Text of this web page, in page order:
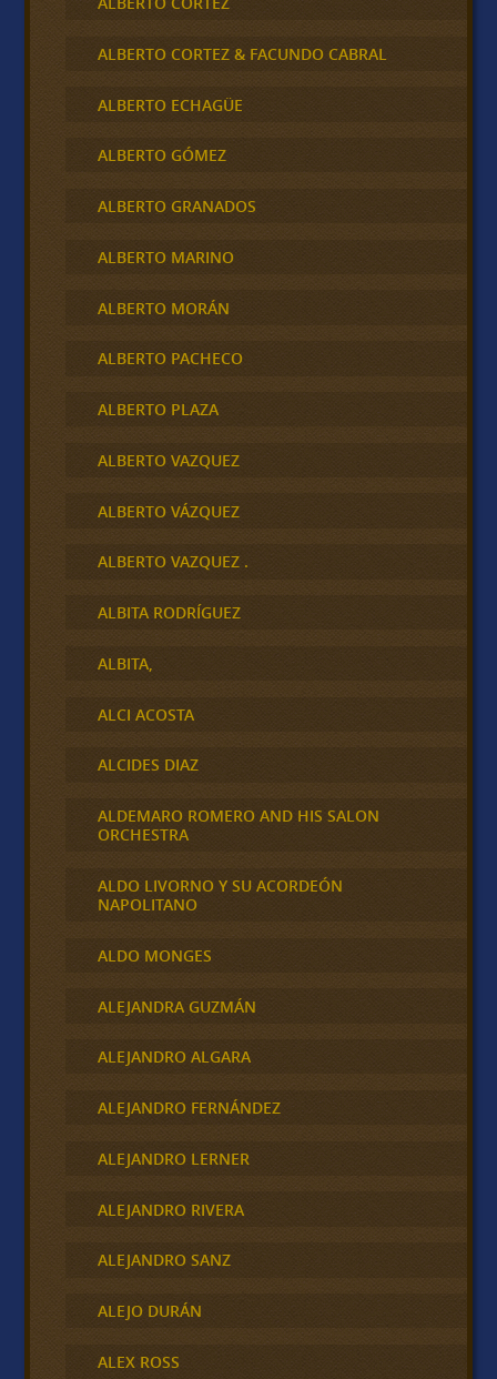
ALBERTO CORTEZ & FACUNDO CABRAL
ALBERTO ECHAGÜE
ALBERTO GÓMEZ
ALBERTO GRANADOS
ALBERTO MARINO
ALBERTO MORÁN
ALBERTO PACHECO
ALBERTO PLAZA
ALBERTO VAZQUEZ
ALBERTO VÁZQUEZ
ALBERTO VAZQUEZ .
ALBITA RODRÍGUEZ
ALBITA,
ALCI ACOSTA
ALCIDES DIAZ
ALDEMARO ROMERO AND HIS SALON
ORCHESTRA
ALDO LIVORNO Y SU ACORDEÓN
NAPOLITANO
ALDO MONGES
ALEJANDRA GUZMÁN
ALEJANDRO ALGARA
ALEJANDRO FERNÁNDEZ
ALEJANDRO LERNER
ALEJANDRO RIVERA
ALEJANDRO SANZ
ALEJO DURÁN
ALEX ROSS